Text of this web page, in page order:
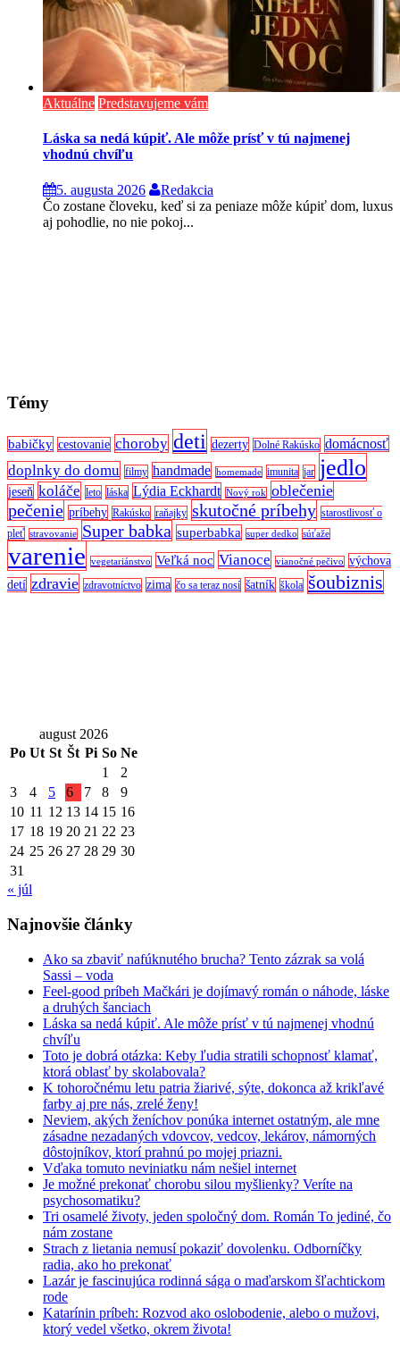
Aktuálne Predstavujeme vám
Láska sa nedá kúpiť. Ale môže prísť v tú najmenej
vhodnú chvíľu
5. augusta 2026
Redakcia
Čo zostane človeku, keď si za peniaze môže kúpiť dom, luxus
aj pohodlie, no nie pokoj...
Témy
babičky cestovanie choroby deti dezerty Dolné Rakúsko domácnosť
doplnky do domu filmy handmade homemade imunita jar jedlo
jeseň koláče leto láska Lýdia Eckhardt Nový rok oblečenie
pečenie príbehy Rakúsko raňajky skutočné príbehy starostlivosť o
pleť stravovanie Super babka superbabka super dedko súťaže
varenie vegetariánstvo Veľká noc Vianoce vianočné pečivo
výchova
detí zdravie zdravotníctvo zima čo sa teraz nosí šatník škola šoubiznis
august 2026
Po Ut St Št Pi So Ne
1
2
3
4 5 6 7 8
9
10 11 12 13 14 15 16
17 18 19 20 21 22 23
24 25 26 27 28 29 30
31
« júl
Najnovšie články
Ako sa zbaviť nafúknutého brucha? Tento zázrak sa volá
Sassi – voda
Feel-good príbeh Mačkári je dojímavý román o náhode, láske
a druhých šanciach
Láska sa nedá kúpiť. Ale môže prísť v tú najmenej vhodnú
chvíľu
Toto je dobrá otázka: Keby ľudia stratili schopnosť klamať,
ktorá oblasť by skolabovala?
K tohoročnému letu patria žiarivé, sýte, dokonca až krikľavé
farby aj pre nás, zrelé ženy!
Neviem, akých ženíchov ponúka internet ostatným, ale mne
zásadne nezadaných vdovcov, vedcov, lekárov, námorných
dôstojníkov, ktorí prahnú po mojej priazni.
Vďaka tomuto neviniatku nám nešiel internet
Je možné prekonať chorobu silou myšlienky? Veríte na
psychosomatiku?
Tri osamelé životy, jeden spoločný dom. Román To jediné, čo
nám zostane
Strach z lietania nemusí pokaziť dovolenku. Odborníčky
radia, ako ho prekonať
Lazár je fascinujúca rodinná sága o maďarskom šľachtickom
rode
Katarínin príbeh: Rozvod ako oslobodenie, alebo o mužovi,
ktorý vedel všetko, okrem života!